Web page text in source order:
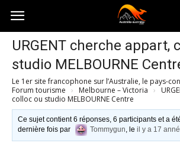
Australia-
australie.com
URGENT cherche appart,
studio MELBOURNE
Le 1er site francophone sur l’Australie, le pays-
Forum tourisme › Melbourne – Victoria ›
colloc ou studio MELBOURNE Centre
Ce sujet contient 6 réponses, 6 participants et a
dernière fois par
Tommygun, leil y a 17